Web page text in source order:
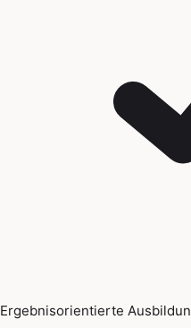
Ergebnisorientierte